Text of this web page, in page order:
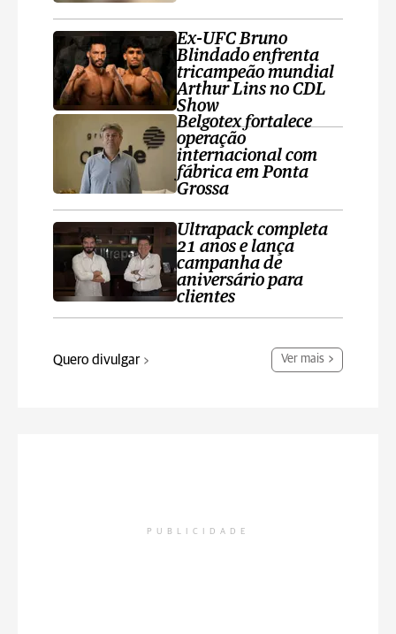
Ex-UFC Bruno
Blindado enfrenta
tricampeão mundial
Arthur Lins no CDL
Show
Belgotex fortalece
operação
internacional com
fábrica em Ponta
Grossa
Ultrapack completa
21 anos e lança
campanha de
aniversário para
clientes
Quero divulgar Ver mais
PUBLICIDADE